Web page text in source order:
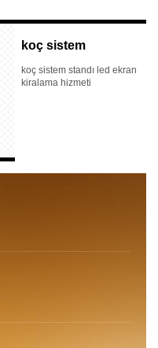
koç sistem
koç sistem standı led ekran
kiralama hizmeti